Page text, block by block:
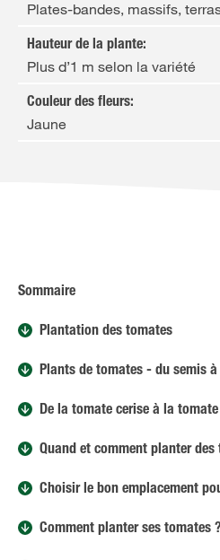
Plates-bandes, massifs,
Hauteur de la plante:
Plus d’1 m selon la variété
Couleur des fleurs:
Jaune
Sommaire
Plantation des tomates
Plants de tomates - du semis
De la tomate cerise à la tomate charnue
Quand et comment planter des
Choisir le bon emplacement
Comment planter ses tomates ?